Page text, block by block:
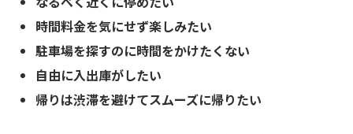
時間料金を気にせず楽しみたい
駐車場を探すのに時間をかけたくない
自由に入出庫がしたい
帰りは渋滞を避けてスムーズに帰りたい